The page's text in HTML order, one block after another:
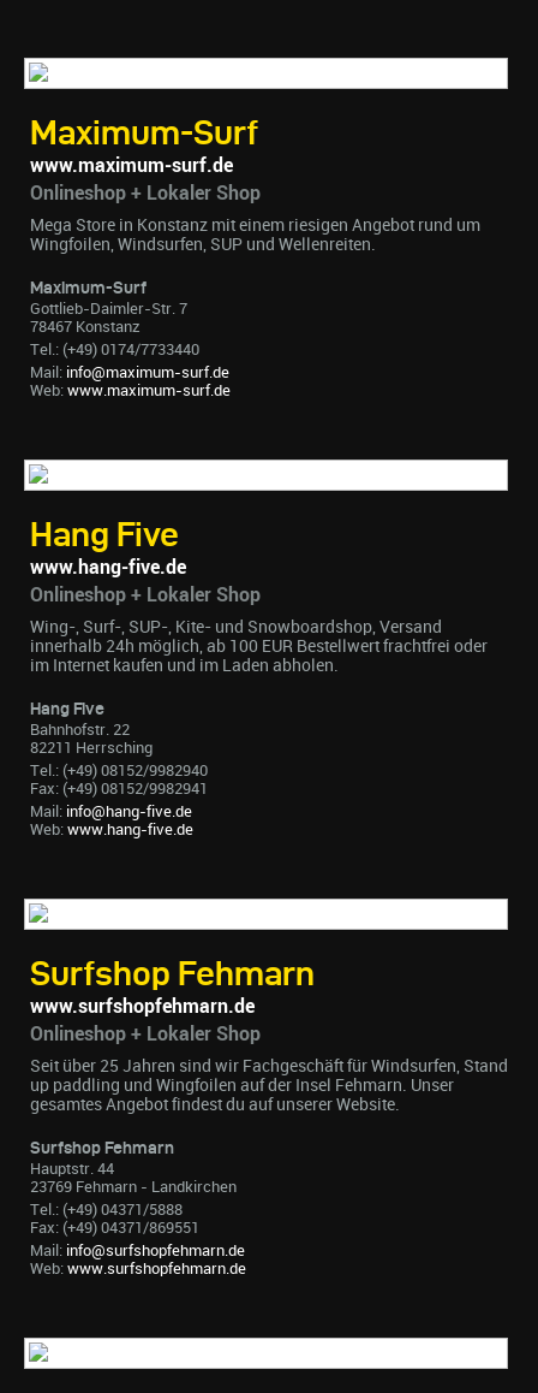
Maximum-Surf
www.maximum-surf.de
Onlineshop + Lokaler Shop
Mega Store in Konstanz mit einem riesigen Angebot rund um
Wingfoilen, Windsurfen, SUP und Wellenreiten.
Maximum-Surf
Gottlieb-Daimler-Str. 7
78467 Konstanz
Tel.: (+49) 0174/7733440
Mail: info@maximum-surf.de
Web: www.maximum-surf.de
Hang Five
www.hang-five.de
Onlineshop + Lokaler Shop
Wing-, Surf-, SUP-, Kite- und Snowboardshop, Versand
innerhalb 24h möglich, ab 100 EUR Bestellwert frachtfrei oder
im Internet kaufen und im Laden abholen.
Hang Five
Bahnhofstr. 22
82211 Herrsching
Tel.: (+49) 08152/9982940
Fax: (+49) 08152/9982941
Mail: info@hang-five.de
Web: www.hang-five.de
Surfshop Fehmarn
www.surfshopfehmarn.de
Onlineshop + Lokaler Shop
Seit über 25 Jahren sind wir Fachgeschäft für Windsurfen, Stand
up paddling und Wingfoilen auf der Insel Fehmarn. Unser
gesamtes Angebot findest du auf unserer Website.
Surfshop Fehmarn
Hauptstr. 44
23769 Fehmarn - Landkirchen
Tel.: (+49) 04371/5888
Fax: (+49) 04371/869551
Mail: info@surfshopfehmarn.de
Web: www.surfshopfehmarn.de